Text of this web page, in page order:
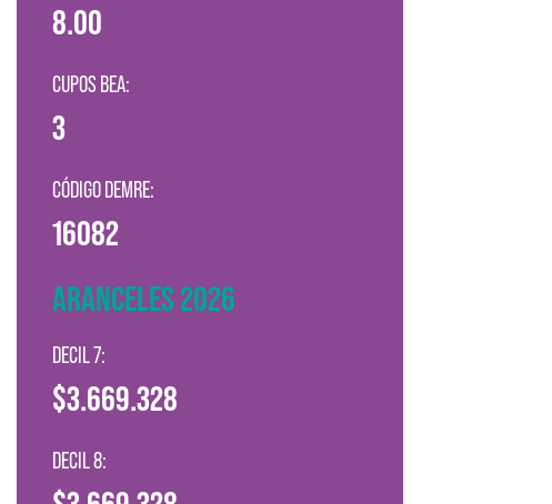
8.00
CUPOS BEA:
3
CÓDIGO DEMRE:
16082
ARANCELES 2026
DECIL 7:
$3.669.328
DECIL 8: